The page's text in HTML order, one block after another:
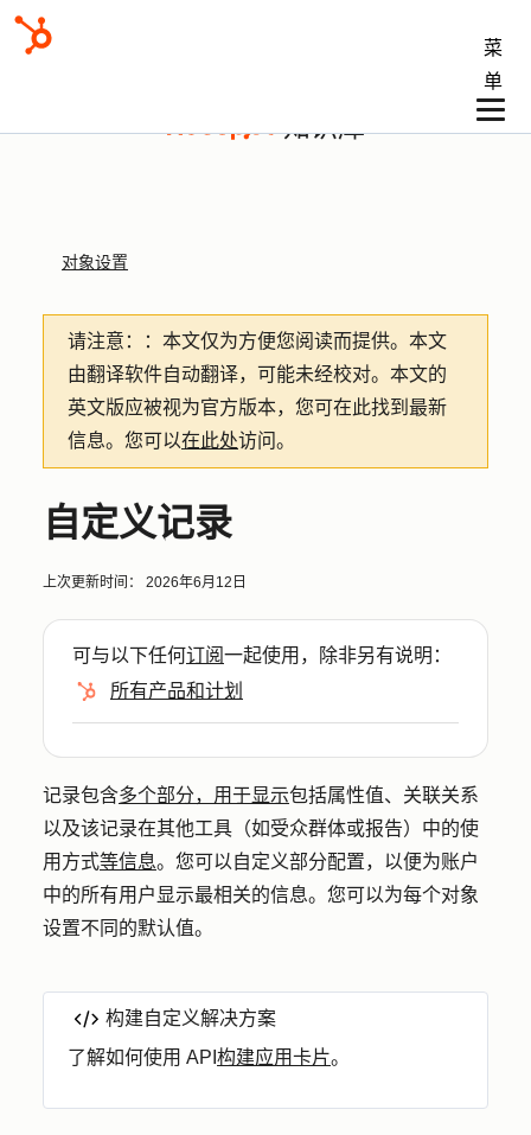
菜
单
知识库
对象设置
请注意： ：本文仅为方便您阅读而提供。 本文
由翻译软件自动翻译，可能未经校对。本文的
英文版应被视为官方版本，您可在此找到最新
信息。您可以在此处访问。
自定义记录
上次更新时间： 2026年6月12日
可与以下任何订阅一起使用，除非另有说明：
所有产品和计划
记录包含多个部分，用于显示包括属性值、关联关系
以及该记录在其他工具（如受众群体或报告）中的使
用方式等信息。您可以自定义部分配置，以便为账户
中的所有用户显示最相关的信息。您可以为每个对象
设置不同的默认值。
构建自定义解决方案
了解如何使用 API 构建应用卡片。